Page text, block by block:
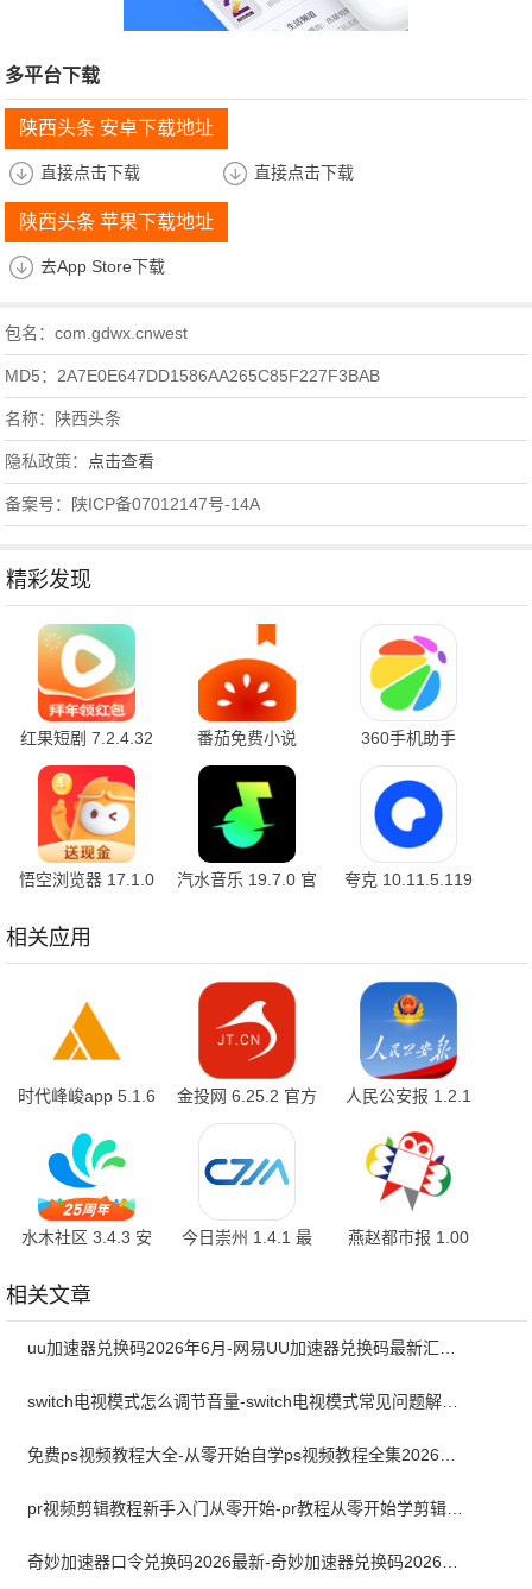
多平台下载
陕西头条 安卓下载地址
直接点击下载 直接点击下载
陕西头条 苹果下载地址
去App Store下载
包名：com.gdwx.cnwest
MD5：2A7E0E647DD1586AA265C85F227F3BAB
名称：陕西头条
隐私政策： 点击查看
备案号：陕ICP备07012147号-14A
精彩发现
红果短剧 7.2.4.32
官方版
番茄免费小说
7.2.4.32 安卓版
360手机助手
10.2.2 官方版
悟空浏览器 17.1.0
汽水音乐 19.7.0 官
夸克 10.11.5.119
相关应用
时代峰峻app 5.1.6
金投网 6.25.2 官方
版
人民公安报 1.2.1
水木社区 3.4.3 安
今日崇州 1.4.1 最
燕赵都市报 1.00
相关文章
switch电视模式怎么调节音量-switch电视模式常见问题解决方案
pr视频剪辑教程新手入门从零开始-pr教程从零开始学剪辑全集免费